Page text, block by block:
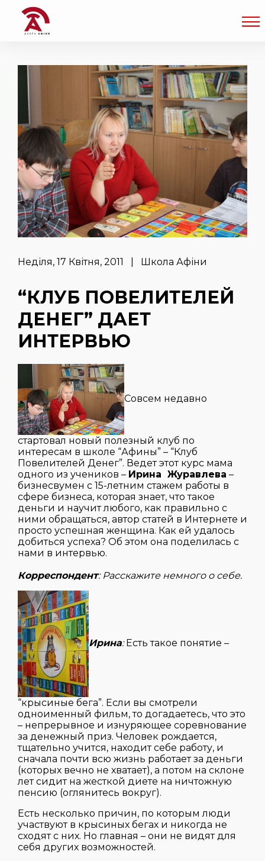
Неділя, 17 Квітня, 2011 | Школа Афіни
“КЛУБ ПОВЕЛИТЕЛЕЙ
ДЕНЕГ” ДАЕТ
ИНТЕРВЬЮ
Совсем недавно
стартовал новый полезный клуб по
интересам в школе “Афины” – “Клуб
Повелителей Денег”. Ведет этот курс мама
одного из учеников – Ирина Журавлева –
бизнесвумен с 15-летним стажем работы в
сфере бизнеса, которая знает, что такое
деньги и научит любого, как правильно с
ними обращаться, автор статей в Интернете и
просто успешная женщина. Как ей удалось
добиться успеха? Об этом она поделилась с
нами в интервью.
Корреспондент: Расскажите немного о себе.
Ирина:Есть такое понятие –
“крысиные бега”. Если вы смотрели
одноименный фильм, то догадаетесь, что это
– непрерывное и изнуряющее соревнование
за денежный приз. Человек рождается,
тщательно учится, находит себе работу, и
сначала почти всю жизнь работает за деньги
(которых вечно не хватает), а потом на склоне
лет сидит на жесткой диете на ничтожную
пенсию (оглянитесь вокруг).
Есть несколько причин, по которым люди
участвуют в крысиных бегах и никогда не
сходят с них. Но главная – они не видят для
себя других возможностей.